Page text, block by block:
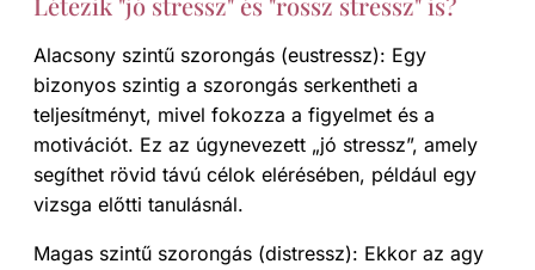
Alacsony szintű szorongás (eustressz): Egy
bizonyos szintig a szorongás serkentheti a
teljesítményt, mivel fokozza a figyelmet és a
motivációt. Ez az úgynevezett „jó stressz”, amely
segíthet rövid távú célok elérésében, például egy
vizsga előtti tanulásnál.
Magas szintű szorongás (distressz): Ekkor az agy